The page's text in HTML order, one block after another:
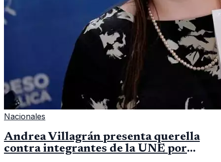
Nacionales
Andrea Villagrán presenta querella
contra integrantes de la UNE por